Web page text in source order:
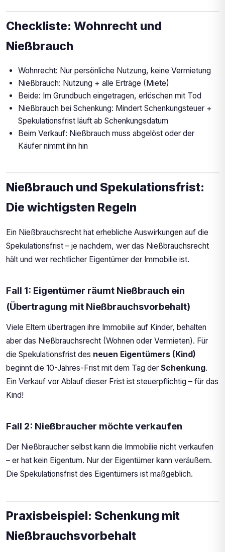
Checkliste: Wohnrecht und
Nießbrauch
Wohnrecht: Nur persönliche Nutzung, keine Vermietung
Nießbrauch: Nutzung + alle Erträge (Miete)
Beide: Im Grundbuch eingetragen, erlöschen mit Tod
Nießbrauch bei Schenkung: Mindert Schenkungsteuer +
Spekulationsfrist läuft ab Schenkungsdatum
Beim Verkauf: Nießbrauch muss abgelöst oder der
Käufer nimmt ihn hin
Nießbrauch und Spekulationsfrist:
Die wichtigsten Regeln
Ein Nießbrauchsrecht hat erhebliche Auswirkungen auf die
Spekulationsfrist – je nachdem, wer das Nießbrauchsrecht
hält und wer rechtlicher Eigentümer der Immobilie ist.
Fall 1: Eigentümer räumt Nießbrauch ein
(Übertragung mit Nießbrauchsvorbehalt)
Viele Eltern übertragen ihre Immobilie auf Kinder, behalten
aber das Nießbrauchsrecht (Wohnen oder Vermieten). Für
die Spekulationsfrist des neuen Eigentümers (Kind)
beginnt die 10-Jahres-Frist mit dem Tag der Schenkung.
Ein Verkauf vor Ablauf dieser Frist ist steuerpflichtig – für das
Kind!
Fall 2: Nießbraucher möchte verkaufen
Der Nießbraucher selbst kann die Immobilie nicht verkaufen
– er hat kein Eigentum. Nur der Eigentümer kann veräußern.
Die Spekulationsfrist des Eigentümers ist maßgeblich.
Praxisbeispiel: Schenkung mit
Nießbrauchsvorbehalt